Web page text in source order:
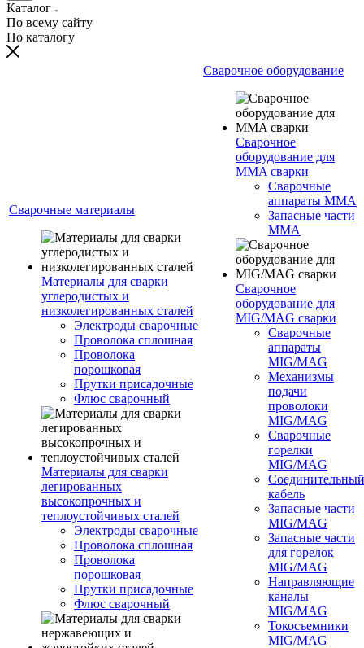
Каталог
По всему сайту
По каталогу
Сварочные материалы
Материалы для сварки
углеродистых и
низколегированных сталей
Электроды сварочные
Проволока сплошная
Проволока
порошковая
Прутки присадочные
Флюс сварочный
Материалы для сварки
легированных
высокопрочных и
теплоустойчивых сталей
Электроды сварочные
Проволока сплошная
Проволока
порошковая
Прутки присадочные
Флюс сварочный
Сварочное оборудование
Сварочное
оборудование для
MMA сварки
Сварочные
аппараты MMA
Запасные части
MMA
Сварочное
оборудование для
MIG/MAG сварки
Сварочные
аппараты
MIG/MAG
Механизмы
подачи
проволоки
MIG/MAG
Сварочные
горелки
MIG/MAG
Соединительный
кабель
Запасные части
MIG/MAG
Запасные части
для горелок
MIG/MAG
Направляющие
каналы
MIG/MAG
Токосъемники
MIG/MAG